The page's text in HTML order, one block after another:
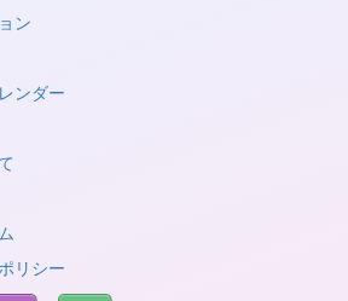
ン
ンダー
リシー